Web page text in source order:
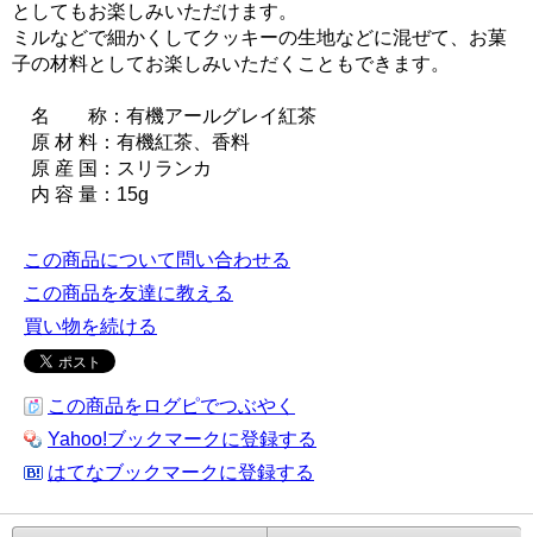
としてもお楽しみいただけます。
ミルなどで細かくしてクッキーの生地などに混ぜて、お菓
子の材料としてお楽しみいただくこともできます。
名 称：有機アールグレイ紅茶
原 材 料：有機紅茶、香料
原 産 国：スリランカ
内 容 量：15g
この商品について問い合わせる
この商品を友達に教える
買い物を続ける
この商品をログピでつぶやく
Yahoo!ブックマークに登録する
はてなブックマークに登録する